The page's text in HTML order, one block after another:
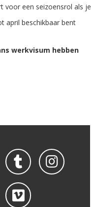
voor een seizoensrol als je
april beschikbaar bent
werkvisum hebben